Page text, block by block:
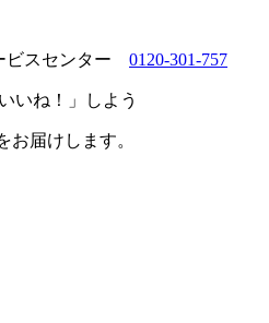
ビスセンター 0120-301-757
いね！」しよう
お届けします。